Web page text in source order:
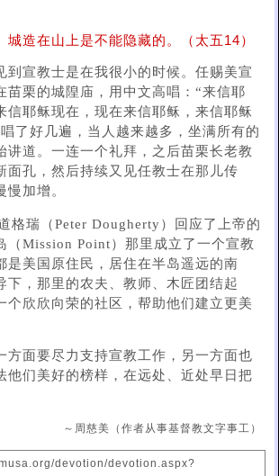
城造在山上是不能隐藏的。（太五14）
到宣教士是在我很小的时候。任赐美宣
苗栗的城隍庙，用中文高唱：“来信耶
信耶稣现在，现在来信耶稣，来信耶稣
了好几遍，当人越来越多，坐满所有的
讲道。一连一个礼拜，之后苗栗长老教
面孔，然后持续又见任教士在那儿传
加增。
格瑞（Peter Dougherty）回应了上帝的
（Mission Point）那里成立了一个宣教
是美国原住民，居住在半岛遥远的南
下，那里的农夫、教师、木匠团结起
个欣欣向荣的社区，帮助他们建立更美
方面要尽力支持宣教工作，另一方面也
他们美好的榜样，在远处、近处早日把
～周慈美（作者从事基督教文字事工）
devotion/devotion.aspx?